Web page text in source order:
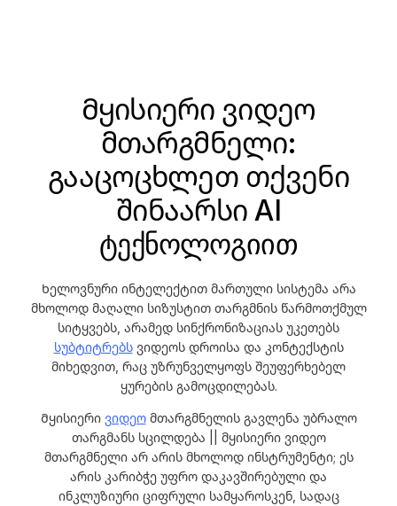
Მყისიერი ვიდეო
მთარგმნელი:
გააცოცხლეთ თქვენი
შინაარსი AI
ტექნოლოგიით
Ხელოვნური ინტელექტით მართული სისტემა არა
მხოლოდ მაღალი სიზუსტით თარგმნის წარმოთქმულ
სიტყვებს, არამედ სინქრონიზაციას უკეთებს
სუბტიტრებსვიდეოს დროისა და კონტექსტის
მიხედვით, რაც უზრუნველყოფს შეუფერხებელ
ყურების გამოცდილებას.
Მყისიერი ვიდეომთარგმნელის გავლენა უბრალო
თარგმანს სცილდება || მყისიერი ვიდეო
მთარგმნელი არ არის მხოლოდ ინსტრუმენტი; ეს
არის კარიბჭე უფრო დაკავშირებული და
ინკლუზიური ციფრული სამყაროსკენ, სადაც